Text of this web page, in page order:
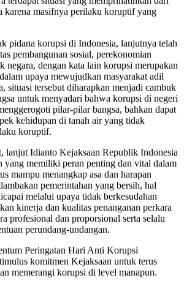
karena masifnya perilaku koruptif yang
pidana korupsi di Indonesia, lanjutnya telah
pembangunan sosial, perekonomian
negara, dengan kata lain korupsi merupakan
upaya mewujudkan masyarakat adil
situasi tersebut diharapkan menjadi cambuk
untuk menyadari bahwa korupsi di negeri
pilar-pilar bangsa, bahkan dapat
kehidupan di tanah air yang tidak
koruptif.
lanjut Idianto Kejaksaan Republik Indonesia
yang memiliki peran penting dan vital dalam
mampu menangkap asa dan harapan
pemerintahan yang bersih, hal
melalui upaya tidak berkesudahan
kinerja dan kualitas penanganan perkara
profesional dan proporsional serta selalu
perundang-undangan.
Peringatan Hari Anti Korupsi
komitmen Kejaksaan untuk terus
memerangi korupsi di level manapun.